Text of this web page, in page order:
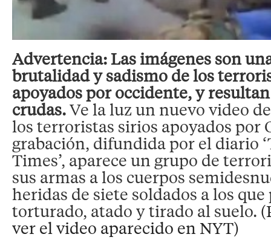
Advertencia: Las imágenes son
brutalidad y sadismo de los
apoyados por occidente, y
crudas.Ve la luz un nuevo video
los terroristas sirios apoyados por
grabación, difundida por el diario
Times’, aparece un grupo de
sus armas a los cuerpos
heridas de siete soldados a los
torturado, atado y tirado al suelo.
ver el video aparecido en NYT)